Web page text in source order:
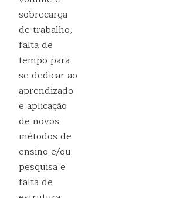
sobrecarga
de trabalho,
falta de
tempo para
se dedicar ao
aprendizado
e aplicação
de novos
métodos de
ensino e/ou
pesquisa e
falta de